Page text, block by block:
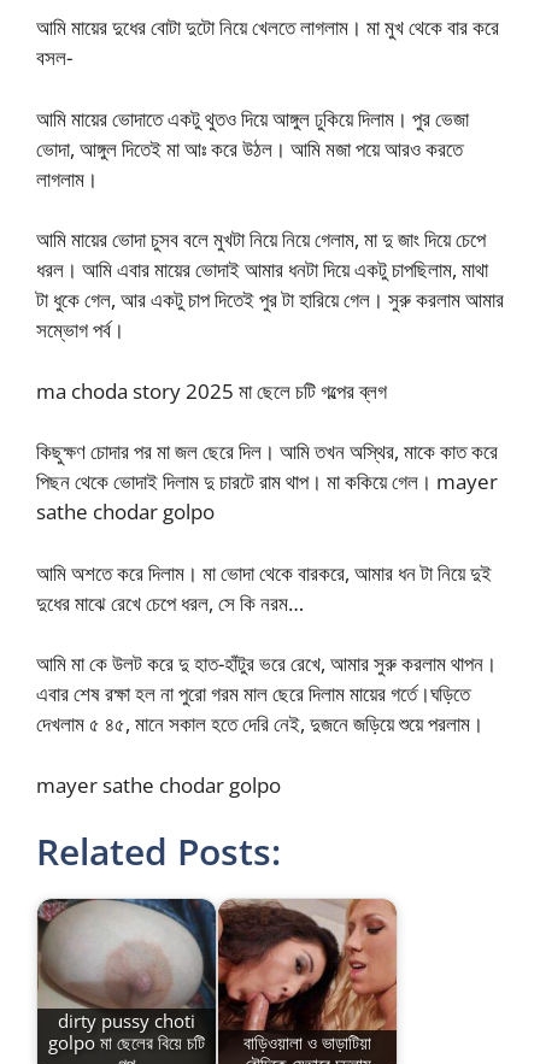
আমি মায়ের দুধের বোটা দুটো নিয়ে খেলতে লাগলাম। মা মুখ থেকে বার করে
বসল-
আমি মায়ের ভোদাতে একটু থুতও দিয়ে আঙ্গুল ঢুকিয়ে দিলাম। পুর ভেজা
ভোদা, আঙ্গুল দিতেই মা আঃ করে উঠল। আমি মজা পয়ে আরও করতে
লাগলাম।
আমি মায়ের ভোদা চুসব বলে মুখটা নিয়ে নিয়ে গেলাম, মা দু জাং দিয়ে চেপে
ধরল। আমি এবার মায়ের ভোদাই আমার ধনটা দিয়ে একটু চাপছিলাম, মাথা
টা ধুকে গেল, আর একটু চাপ দিতেই পুর টা হারিয়ে গেল। সুরু করলাম আমার
সম্ভোগ পর্ব।
ma choda story 2025 মা ছেলে চটি গল্পের ব্লগ
কিছুক্ষণ চোদার পর মা জল ছেরে দিল। আমি তখন অস্থির, মাকে কাত করে
পিছন থেকে ভোদাই দিলাম দু চারটে রাম থাপ। মা ককিয়ে গেল। mayer
sathe chodar golpo
আমি অশতে করে দিলাম। মা ভোদা থেকে বারকরে, আমার ধন টা নিয়ে দুই
দুধের মাঝে রেখে চেপে ধরল, সে কি নরম…
আমি মা কে উলট করে দু হাত-হাঁটুর ভরে রেখে, আমার সুরু করলাম থাপন।
এবার শেষ রক্ষা হল না পুরো গরম মাল ছেরে দিলাম মায়ের গর্তে।ঘড়িতে
দেখলাম ৫ ৪৫, মানে সকাল হতে দেরি নেই, দুজনে জড়িয়ে শুয়ে পরলাম।
mayer sathe chodar golpo
Related Posts:
dirty pussy choti
golpo মা ছেলের বিয়ে চটি
বাড়িওয়ালা ও ভাড়াটিয়া